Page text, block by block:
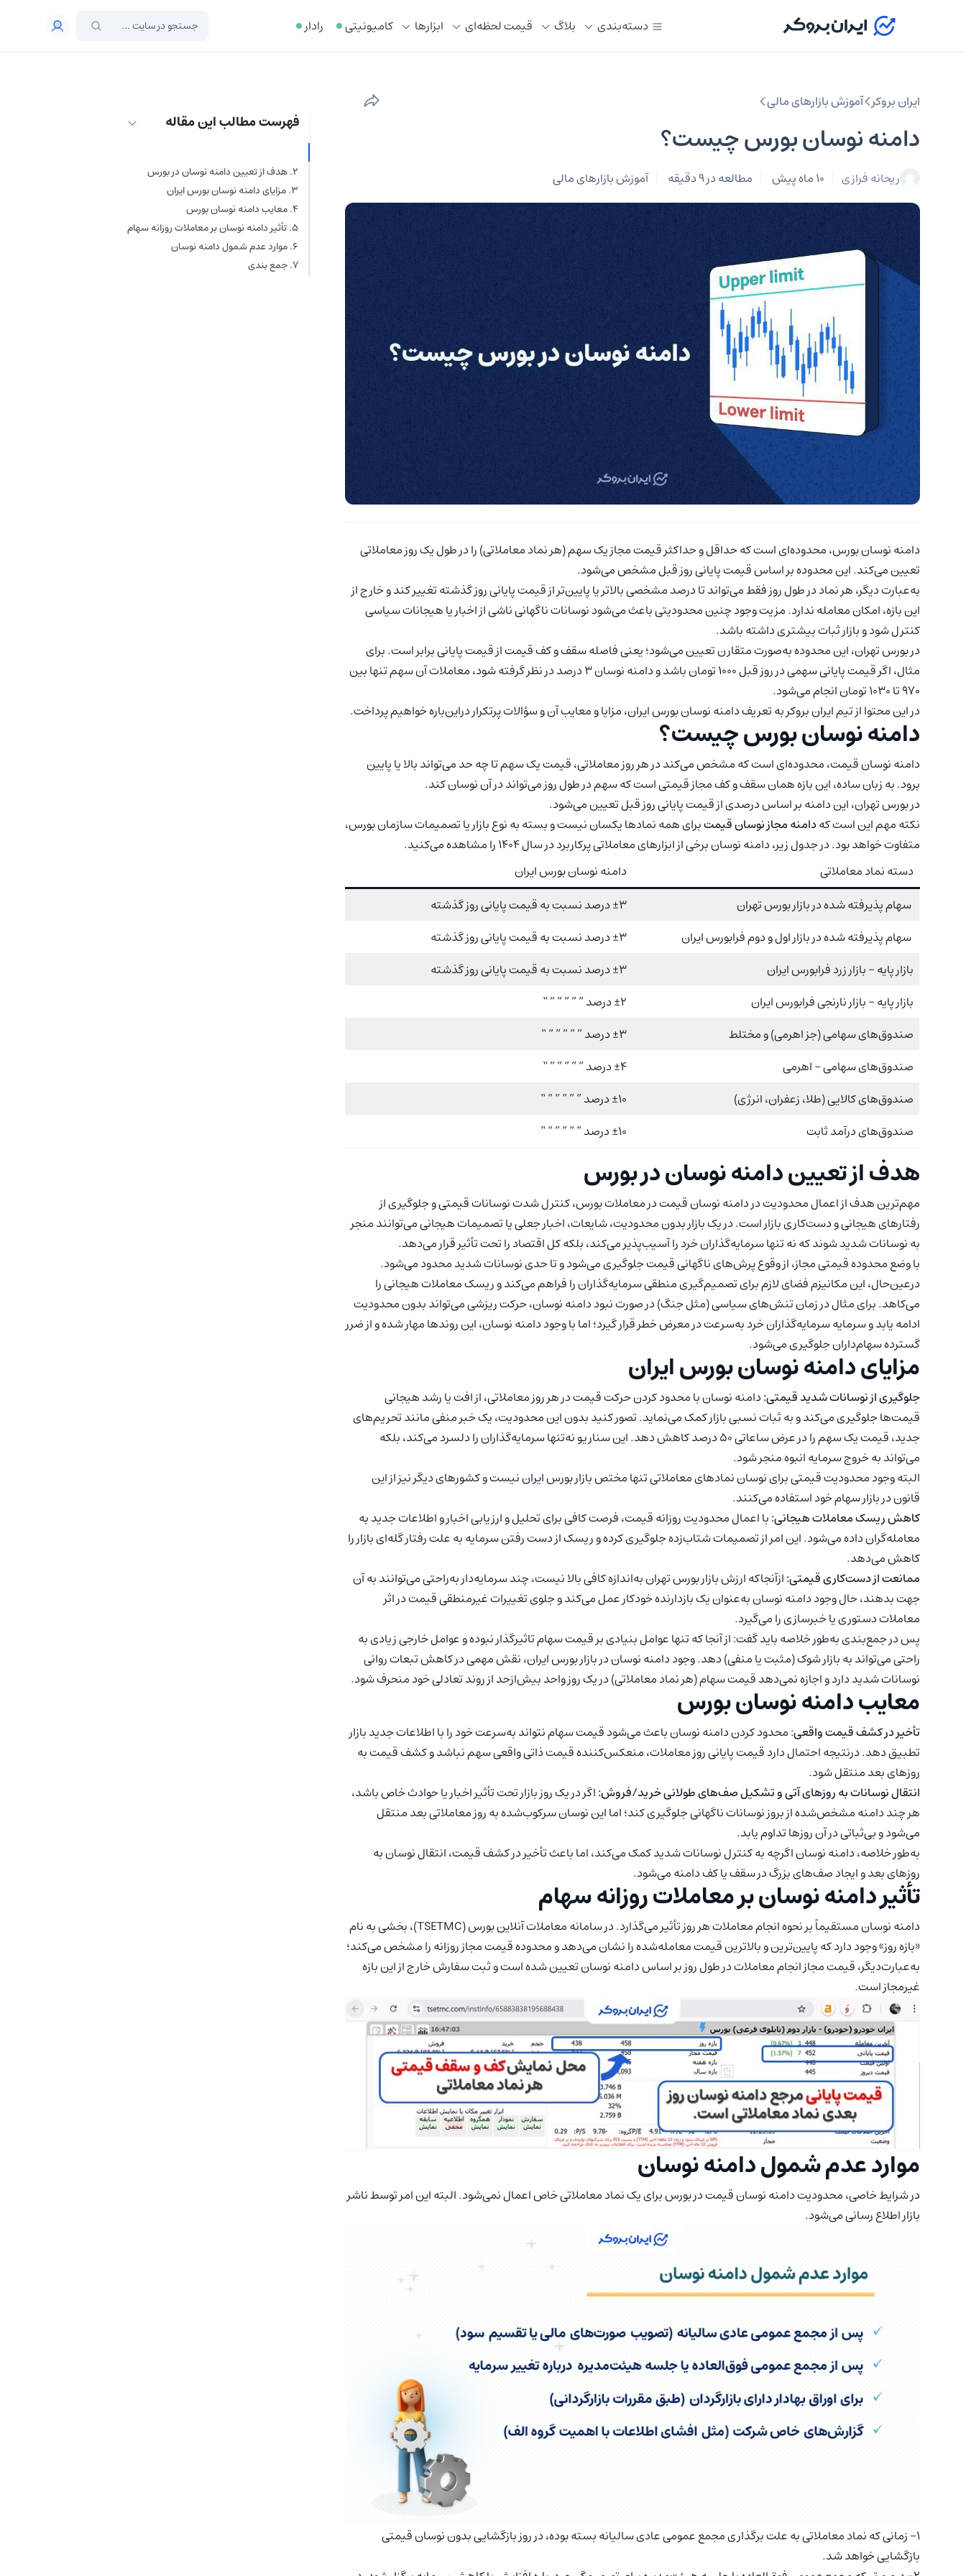
دسته‌بندی بلاگ قیمت لحظه‌ای ابزار‌ها کامیونیتی رادار
ایران بروکر آموزش بازارهای مالی
دامنه نوسان بورس چیست؟
ریحانه فرازی 10 ماه پیش مطالعه در 9 دقیقه آموزش بازارهای مالی
دامنه نوسان بورس، محدوده‌ای است که حداقل و حداکثر قیمت مجاز یک سهم (هر نماد معاملاتی) را در طول یک روز معاملاتی
تعیین می‌کند. این محدوده بر اساس قیمت پایانی روز قبل مشخص می‌شود.
به‌عبارت دیگر، هر نماد در طول روز فقط می‌تواند تا درصد مشخصی بالاتر یا پایین‌تر از قیمت پایانی روز گذشته تغییر کند و خارج از
این بازه، امکان معامله ندارد. مزیت وجود چنین محدودیتی باعث می‌شود نوسانات ناگهانی ناشی از اخبار یا هیجانات سیاسی
کنترل شود و بازار ثبات بیشتری داشته باشد.
در بورس تهران، این محدوده به‌صورت متقارن تعیین می‌شود؛ یعنی فاصله سقف و کف قیمت از قیمت پایانی برابر است. برای
مثال، اگر قیمت پایانی سهمی در روز قبل 1000 تومان باشد و دامنه نوسان ۳ درصد در نظر گرفته شود، معاملات آن سهم تنها بین
970 تا 1030 تومان انجام می‌شود.
در این محتوا از تیم ایران بروکر به تعریف دامنه نوسان بورس ایران، مزایا و معایب آن و سؤالات پرتکرار دراین‌باره خواهیم پرداخت.
دامنه نوسان بورس چیست؟
دامنه نوسان قیمت، محدوده‌ای است که مشخص می‌کند در هر روز معاملاتی، قیمت یک سهم تا چه حد می‌تواند بالا یا پایین
برود. به زبان ساده، این بازه همان سقف و کف مجاز قیمتی است که سهم در طول روز می‌تواند در آن نوسان کند.
در بورس تهران، این دامنه بر اساس درصدی از قیمت پایانی روز قبل تعیین می‌شود.
نکته مهم این است کهدامنه مجاز نوسان قیمتبرای همه نمادها یکسان نیست و بسته به نوع بازار یا تصمیمات سازمان بورس،
متفاوت خواهد بود. در جدول زیر، دامنه نوسان برخی از ابزارهای معاملاتی پرکاربرد در سال 1404 را مشاهده می‌کنید.
دسته نماد معاملاتی
دامنه نوسان بورس ایران
سهام پذیرفته شده در بازار بورس تهران
±3 درصد نسبت به قیمت پایانی روز گذشته
سهام پذیرفته شده در بازار اول و دوم فرابورس ایران
±3 درصد نسبت به قیمت پایانی روز گذشته
بازار پایه – بازار زرد فرابورس ایران
±3 درصد نسبت به قیمت پایانی روز گذشته
بازار پایه – بازار نارنجی فرابورس ایران
±2 درصد ” ” ” ” ” “
صندوق‌های سهامی (جز اهرمی) و مختلط
±3 درصد ” ” ” ” ” “
صندوق‌های سهامی – اهرمی
±4 درصد ” ” ” ” ” “
صندوق‌های کالایی (طلا، زعفران، انرژی)
±10 درصد ” ” ” ” ” “
صندوق‌های درآمد ثابت
±10 درصد ” ” ” ” ” “
هدف از تعیین دامنه نوسان در بورس
مهم‌ترین هدف از اعمال محدودیت در دامنه نوسان قیمت در معاملات بورس، کنترل شدت نوسانات قیمتی و جلوگیری از
رفتارهای هیجانی و دست‌کاری بازار است. در یک بازار بدون محدودیت، شایعات، اخبار جعلی یا تصمیمات هیجانی می‌توانند منجر
به نوسانات شدید شوند که نه تنها سرمایه‌گذاران خرد را آسیب‌پذیر می‌کند، بلکه کل اقتصاد را تحت تأثیر قرار می‌دهد.
با وضع محدوده قیمتی مجاز، از وقوع پرش‌های ناگهانی قیمت جلوگیری می‌شود و تا حدی نوسانات شدید محدود می‌شود.
درعین‌حال، این مکانیزم فضای لازم برای تصمیم‌گیری منطقی سرمایه‌گذاران را فراهم می‌کند و ریسک معاملات هیجانی را
می‌کاهد. برای مثال در زمان تنش‌های سیاسی (مثل جنگ) در صورت نبود دامنه نوسان، حرکت ریزشی می‌تواند بدون محدودیت
ادامه یابد و سرمایه سرمایه‌گذاران خرد به‌سرعت در معرض خطر قرار گیرد؛ اما با وجود دامنه نوسان، این روندها مهار شده و از ضرر
گسترده‌ سهام‌داران جلوگیری می‌شود.
مزایای دامنه نوسان بورس ایران
جلوگیری از نوسانات شدید قیمتی:دامنه نوسان با محدود کردن حرکت قیمت در هر روز معاملاتی، از افت یا رشد هیجانی
قیمت‌ها جلوگیری می‌کند و به ثبات نسبی بازار کمک می‌نماید. تصور کنید بدون این محدودیت، یک خبر منفی مانند تحریم‌های
جدید، قیمت یک سهم را در عرض ساعاتی 50 درصد کاهش دهد. این سناریو نه‌تنها سرمایه‌گذاران را دلسرد می‌کند، بلکه
می‌تواند به خروج سرمایه انبوه منجر شود.
البته وجود محدودیت قیمتی برای نوسان نمادهای معاملاتی تنها مختص بازار بورس ایران نیست و کشورهای دیگر نیز از این
قانون در بازار سهام خود استفاده می‌کنند.
کاهش ریسک معاملات هیجانی:با اعمال محدودیت روزانه قیمت، فرصت کافی برای تحلیل و ارزیابی اخبار و اطلاعات جدید به
معامله‌گران داده می‌شود. این امر از تصمیمات شتاب‌زده جلوگیری کرده و ریسک از دست رفتن سرمایه به علت رفتار گله‌ای بازار را
کاهش می‌دهد.
ممانعت از دست‌کاری قیمتی:ازآنجاکه ارزش بازار بورس تهران به‌اندازه کافی بالا نیست، چند سرمایه‌دار به‌راحتی می‌توانند به آن
جهت بدهند، حال وجود دامنه نوسان به‌عنوان یک بازدارنده خودکار عمل می‌کند و جلوی تغییرات غیرمنطقی قیمت در اثر
معاملات دستوری یا خبرسازی را می‌گیرد.
پس در جمع‌بندی به‌طور خلاصه باید گفت: از آنجا که تنها عوامل بنیادی بر قیمت سهام تاثیرگذار نبوده و عوامل خارجی زیادی به
راحتی می‌تواند به بازار شوک (مثبت یا منفی) دهد. وجود دامنه نوسان در بازار بورس ایران، نقش مهمی در کاهش تبعات روانی
نوسانات شدید دارد و اجازه نمی‌دهد قیمت سهام (هر نماد معاملاتی) در یک روز واحد بیش‌ازحد از روند تعادلی خود منحرف شود.
معایب دامنه نوسان بورس
تأخیر در کشف قیمت واقعی: محدود کردن دامنه نوسان باعث می‌شود قیمت سهام نتواند به‌سرعت خود را با اطلاعات جدید بازار
تطبیق دهد. درنتیجه احتمال دارد قیمت پایانی روز معاملات، منعکس‌کننده قیمت ذاتی واقعی سهم نباشد و کشف قیمت به
روزهای بعد منتقل شود.
انتقال نوسانات به روزهای آتی و تشکیل صف‌های طولانی خرید/فروش:اگر در یک روز بازار تحت تأثیر اخبار یا حوادث خاص باشد،
هر چند دامنه مشخص‌شده از بروز نوسانات ناگهانی جلوگیری کند؛ اما این نوسان سرکوب‌شده به روز معاملاتی بعد منتقل
می‌شود و بی‌ثباتی در آن روزها تداوم یابد.
به‌طور خلاصه، دامنه نوسان اگرچه به کنترل نوسانات شدید کمک می‌کند، اما باعث تأخیر در کشف قیمت، انتقال نوسان به
روزهای بعد و ایجاد صف‌های بزرگ در سقف یا کف دامنه می‌شود.
تأثیر دامنه نوسان بر معاملات روزانه سهام
دامنه نوسان مستقیماً بر نحوه انجام معاملات هر روز تأثیر می‌گذارد. در سامانه معاملات آنلاین بورس (TSETMC)، بخشی به نام
«بازه روز» وجود دارد که پایین‌ترین و بالاترین قیمت معامله‌شده را نشان می‌دهد و محدوده قیمت مجاز روزانه را مشخص می‌کند؛
به‌عبارت‌دیگر، قیمت مجاز انجام معاملات در طول روز بر اساس دامنه نوسان تعیین شده است و ثبت سفارش خارج از این بازه
غیرمجاز است.
موارد عدم شمول دامنه نوسان
در شرایط خاصی، محدودیت دامنه نوسان قیمت در بورس برای یک نماد معاملاتی خاص اعمال نمی‌شود. البته این امر توسط ناشر
بازار اطلاع رسانی می‌شود.
1- زمانی که نماد معاملاتی به علت برگذاری مجمع عمومی عادی سالیانه بسته بوده، در روز بازگشایی بدون نوسان قیمتی
بازگشایی خواهد شد.
فهرست مطالب این مقاله
دامنه نوسان بورس چیست؟
هدف از تعیین دامنه نوسان در بورس
مزایای دامنه نوسان بورس ایران
معایب دامنه نوسان بورس
تأثیر دامنه نوسان بر معاملات روزانه سهام
موارد عدم شمول دامنه نوسان
جمع بندی